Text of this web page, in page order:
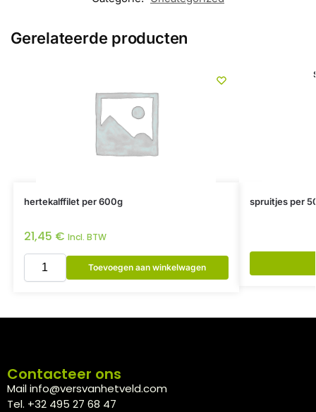
Gerelateerde producten
hertekalffilet per 600g
21,45 € Incl. BTW
Toevoegen aan winkelwagen
spruitjes per
Contacteer ons
Mail info@versvanhetveld.com
Tel. +32 495 27 68 47